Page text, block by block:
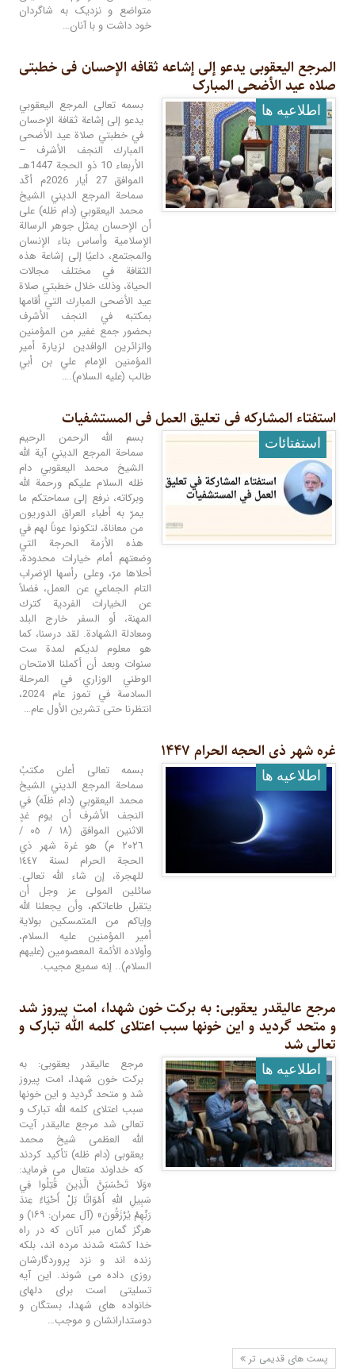
متواضع و نزدیک به شاگردان
خود داشت و با آنان…
المرجع الیعقوبی یدعو إلى إشاعه ثقافه الإحسان فی خطبتی
صلاه عید الأضحى المبارک
اطلاعيه ها
بسمه تعالى المرجع اليعقوبي
يدعو إلى إشاعة ثقافة الإحسان
في خطبتي صلاة عيد الأضحى
المبارك النجف الأشرف –
الأربعاء 10 ذو الحجة 1447هـ
الموافق 27 أيار 2026م أكّد
سماحة المرجع الديني الشيخ
محمد اليعقوبي (دام ظله) على
أن الإحسان يمثل جوهر الرسالة
الإسلامية وأساس بناء الإنسان
والمجتمع، داعيًا إلى إشاعة هذه
الثقافة في مختلف مجالات
الحياة، وذلك خلال خطبتي صلاة
عيد الأضحى المبارك التي أقامها
بمكتبه في النجف الأشرف
بحضور جمع غفير من المؤمنين
والزائرين الوافدين لزيارة أمير
المؤمنين الإمام علي بن أبي
طالب (عليه السلام).…
استفتاء المشارکه فی تعلیق العمل فی المستشفیات
استفتائات
بسم الله الرحمن الرحيم
سماحة المرجع الديني آية الله
الشيخ محمد اليعقوبي دام
ظله السلام عليكم ورحمة الله
وبركاته، نرفع إلى سماحتكم ما
يمرّ به أطباء العراق الدوريون
من معاناة، لتكونوا عوناً لهم في
هذه الأزمة الحرجة التي
وضعتهم أمام خيارات محدودة،
أحلاها مرّ، وعلى رأسها الإضراب
التام الجماعي عن العمل، فضلاً
عن الخيارات الفردية كترك
المهنة، أو السفر خارج البلد
ومعادلة الشهادة. لقد درسنا، كما
هو معلوم لديكم لمدة ست
سنوات وبعد أن أكملنا الامتحان
الوطني الوزاري في المرحلة
السادسة في تموز عام 2024،
انتظرنا حتى تشرين الأول عام…
غره شهر ذی الحجه الحرام ۱۴۴۷
اطلاعيه ها
بسمه تعالى أعلن مكتبُ
سماحة المرجع الديني الشيخ
محمد اليعقوبي (دام ظلّه) في
النجف الأشرف أن يوم غدٍ
الاثنين الموافق (١٨ / ٠٥ /
٢٠٢٦ م) هو غرة شهر ذي
الحجة الحرام لسنة ١٤٤٧
للهجرة، إن شاء الله تعالى.
سائلين المولى عز وجل أن
يتقبل طاعاتكم، وأن يجعلنا الله
وإياكم من المتمسكين بولاية
أمير المؤمنين عليه السلام،
وأولاده الأئمة المعصومين (عليهم
السلام).. إنه سميع مجيب.
مرجع عالیقدر یعقوبی: به برکت خون شهدا، امت پیروز شد
و متحد گردید و این خونها سبب اعتلای کلمه الله تبارک و
تعالی شد
اطلاعيه ها
مرجع عالیقدر یعقوبی: به
برکت خون شهدا، امت پیروز
شد و متحد گردید و این خونها
سبب اعتلای کلمه الله تبارک و
تعالی شد مرجع عالیقدر آیت
الله العظمی شیخ محمد
یعقوبی (دام ظله) تأکید کردند
که خداوند متعال می فرماید:
«وَلَا تَحْسَبَنَّ الَّذِينَ قُتِلُوا فِي
سَبِيلِ اللَّهِ أَمْوَاتًا بَلْ أَحْيَاءٌ عِندَ
رَبِّهِمْ يُرْزَقُونَ» (آل عمران: ۱۶۹) و
هرگز گمان مبر آنان که در راه
خدا کشته شدند مرده اند، بلکه
زنده اند و نزد پروردگارشان
روزی داده می شوند. این آیه
تسلیتی است برای دلهای
خانواده های شهدا، بستگان و
دوستدارانشان و موجب…
پست های قدیمی تر